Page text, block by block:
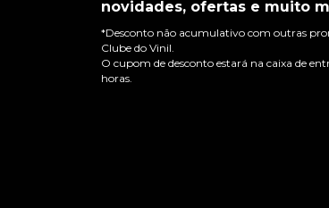
novidades, ofertas e muito
*Desconto não acumulativo com outras
Clube do Vinil.
O cupom de desconto estará na caixa de
horas.